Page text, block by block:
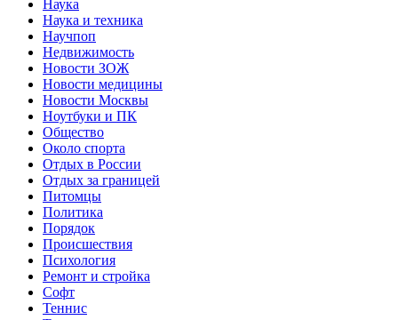
Наука
Наука и техника
Научпоп
Недвижимость
Новости ЗОЖ
Новости медицины
Новости Москвы
Ноутбуки и ПК
Общество
Около спорта
Отдых в России
Отдых за границей
Питомцы
Политика
Порядок
Происшествия
Психология
Ремонт и стройка
Софт
Теннис